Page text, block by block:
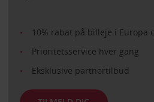
10% rabat på billeje i Europa
Prioritetsservice hver gang
Eksklusive partnertilbud